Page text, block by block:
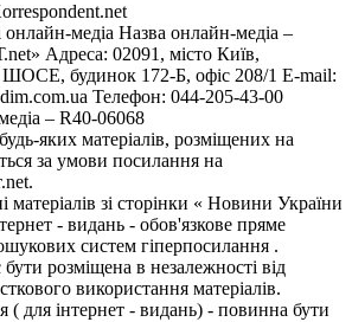
онлайн-медіа Назва онлайн-медіа –
Адреса: 02091, місто Київ,
будинок 172-Б, офіс 208/1 E-mail:
Телефон: 044-205-43-00
– R40-06068
яких матеріалів, розміщених на
за умови посилання на
матеріалів зі сторінки « Новини України
- видань - обов'язкове пряме
систем гіперпосилання .
розміщена в незалежності від
використання матеріалів.
( для інтернет - видань) - повинна бути